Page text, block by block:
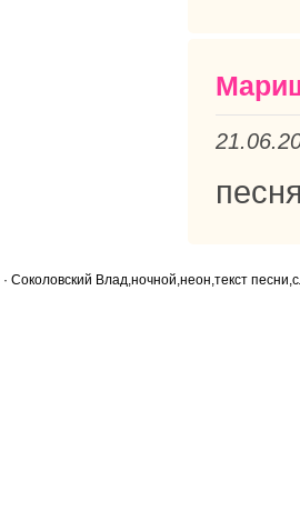
· Соколовский Влад,ночной,неон,текст